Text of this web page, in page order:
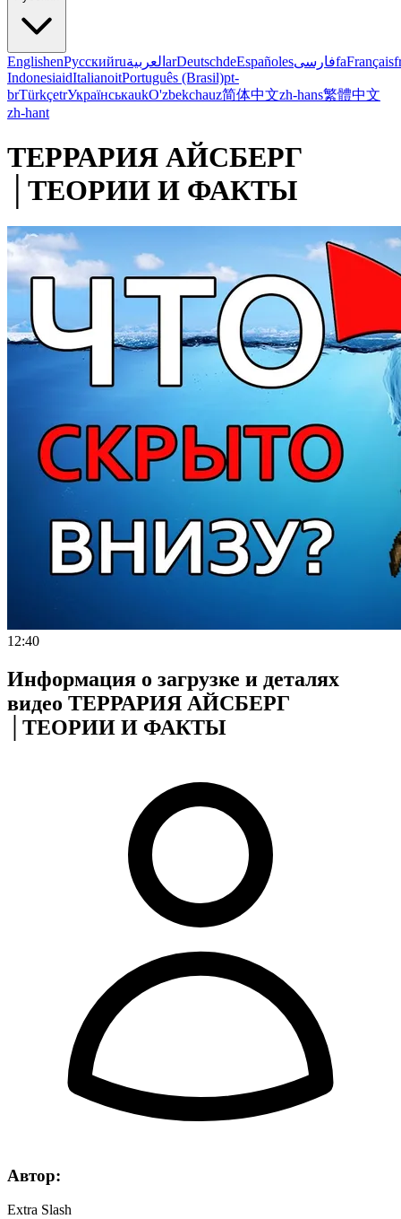
EnglishenРусскийruالعربية arDeutschdeEspañolesفارسیfaFrançais
IndonesiaidItalianoitPortuguês (Brasil)pt-
brTürkçetrУкраїнськаukO'zbekchauz简体中文zh-hans繁體中文
zh-hant
ТЕРРАРИЯ АЙСБЕРГ
│ТЕОРИИ И ФАКТЫ
12:40
Информация о загрузке и деталях
видео ТЕРРАРИЯ АЙСБЕРГ
│ТЕОРИИ И ФАКТЫ
Автор:
Extra Slash